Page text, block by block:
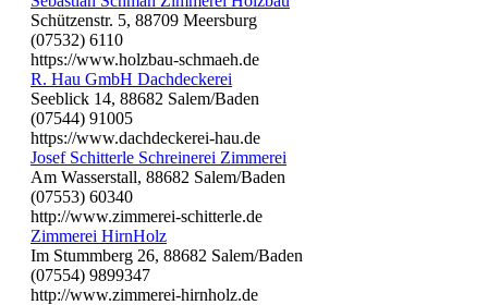
Schützenstr. 5, 88709 Meersburg
(07532) 6110
https://www.holzbau-schmaeh.de
R. Hau GmbH Dachdeckerei
Seeblick 14, 88682 Salem/Baden
(07544) 91005
https://www.dachdeckerei-hau.de
Josef Schitterle Schreinerei Zimmerei
Am Wasserstall, 88682 Salem/Baden
(07553) 60340
http://www.zimmerei-schitterle.de
Zimmerei HirnHolz
Im Stummberg 26, 88682 Salem/Baden
(07554) 9899347
http://www.zimmerei-hirnholz.de